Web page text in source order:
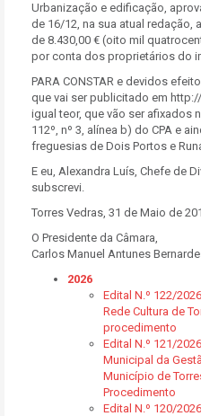
Urbanização e edificação,
de 16/12, na sua atual redação,
de 8.430,00 € (oito mil
por conta dos proprietários do
PARA CONSTAR e devidos
que vai ser publicitado em
igual teor, que vão ser afixados
112º, nº 3, alínea b) do CPA e
freguesias de Dois Portos e
E eu, Alexandra Luís, Chefe de
subscrevi.
Torres Vedras, 31 de Maio de
O Presidente da Câmara,
Carlos Manuel Antunes
2026
Edital N.º 122/
Rede Cultura de
procedimento
Edital N.º 121/
Municipal da
Município de
Procedimento
Edital N.º 120/